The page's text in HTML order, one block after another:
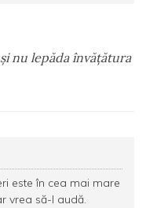
nu lepăda învăţătura
este în cea mai mare
vrea să-l audă.